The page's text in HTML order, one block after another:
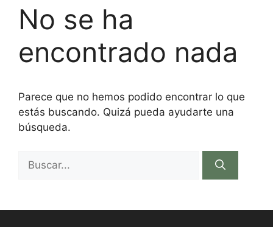
No se ha
encontrado nada
Parece que no hemos podido encontrar lo que
estás buscando. Quizá pueda ayudarte una
búsqueda.